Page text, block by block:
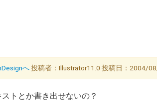
へ投稿者：Illustrator11.0 投稿日：2004/
トとか書き出せないの？